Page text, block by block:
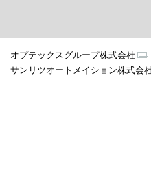
オプテックスグループ株式会社
サンリツオートメイション株式会